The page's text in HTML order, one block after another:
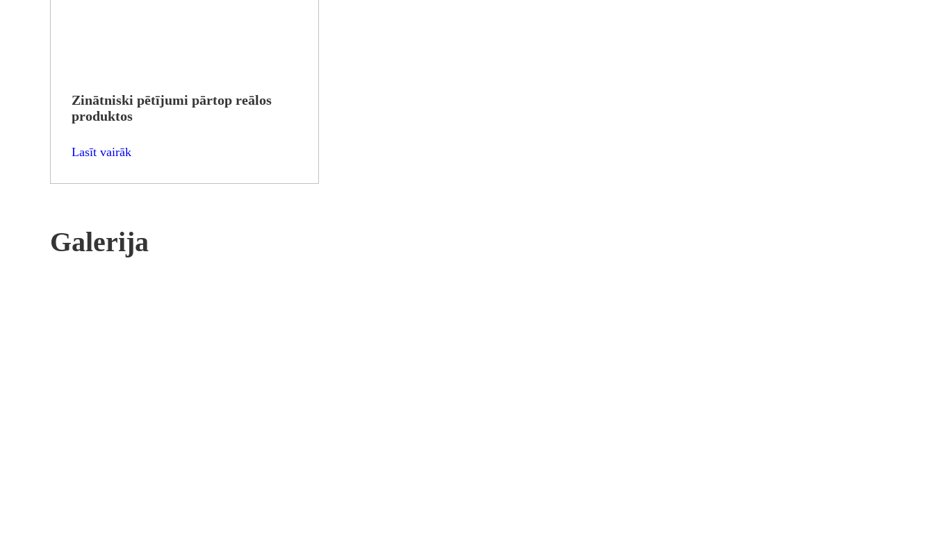
Zinātniski pētījumi pārtop reālos
produktos
Lasīt vairāk
Galerija